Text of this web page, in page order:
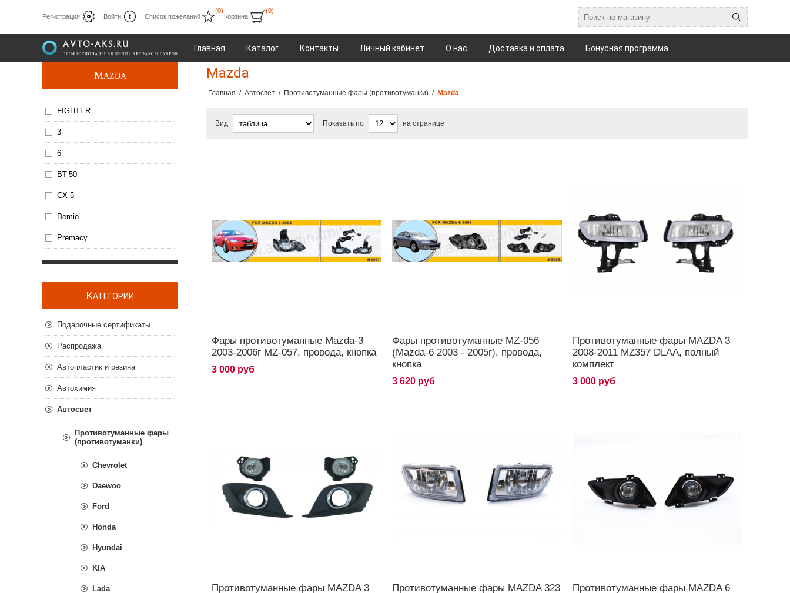
Регистрация Войти Список пожеланий
(0)
Корзина
(0)
Главная Каталог Контакты Личный кабинет О нас Доставка и оплата Бонусная программа
Mazda
Главная / Автосвет / Противотуманные фары (противотуманки) / Mazda
Вид Показать по на странице
Фары противотуманные Mazda-3
2003-2006г MZ-057, провода, кнопка
3 000 руб
Фары противотуманные MZ-056
(Mazda-6 2003 - 2005г), провода,
кнопка
3 620 руб
Противотуманные фары MAZDA 3
2008-2011 MZ357 DLAA, полный
комплект
3 000 руб
Противотуманные фары MAZDA 3
Противотуманные фары MAZDA 323
Противотуманные фары MAZDA 6
MAZDA
FIGHTER
3
6
BT-50
CX-5
Demio
Premacy
КАТЕГОРИИ
Подарочные сертификаты
Распродажа
Автопластик и резина
Автохимия
Автосвет
Противотуманные фары
(противотуманки)
Chevrolet
Daewoo
Ford
Honda
Hyundai
KIA
Lada